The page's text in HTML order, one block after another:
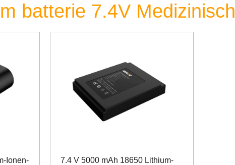
batterie 7.4V Medizinisch
Ionen-
7.4 V 5000 mAh 18650 Lithium-